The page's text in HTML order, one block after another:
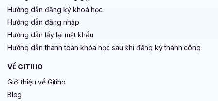
Hướng dẫn đăng ký khoá học
Hướng dẫn đăng nhập
Hướng dẫn lấy lại mật khẩu
Hướng dẫn thanh toán khóa học sau khi đăng ký thành công
VỀ GITIHO
Giới thiệu về Gitiho
Blog